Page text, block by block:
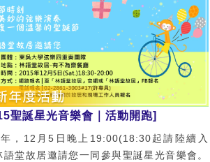
聖誕星光音樂會｜活動開跑]
，12月5日晚上19:00(18:30起請陸續入
語堂故居邀請您一同參與聖誕星光音樂會。